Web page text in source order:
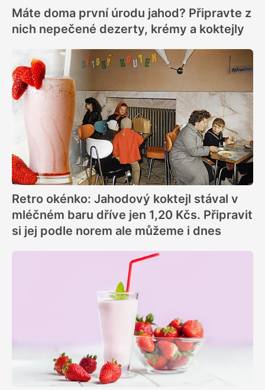
Máte doma první úrodu jahod? Připravte z
nich nepečené dezerty, krémy a koktejly
Retro okénko: Jahodový koktejl stával v
mléčném baru dříve jen 1,20 Kčs. Připravit
si jej podle norem ale můžeme i dnes